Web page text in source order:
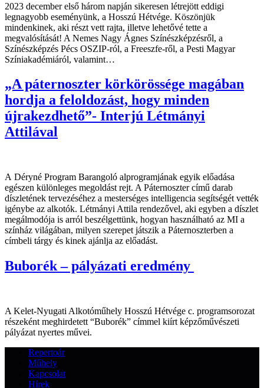
2023 december első három napján sikeresen létrejött eddigi
legnagyobb eseményünk, a Hosszú Hétvége. Köszönjük
mindenkinek, aki részt vett rajta, illetve lehetővé tette a
megvalósítását! A Nemes Nagy Ágnes Színészképzésről, a
Színészképzés Pécs OSZIP-ról, a Freeszfe-ről, a Pesti Magyar
Színiakadémiáról, valamint…
„A páternoszter körkörössége magában
hordja a feloldozást, hogy minden
újrakezdhető”- Interjú Létmányi
Attilával
A Déryné Program Barangoló alprogramjának egyik előadása
egészen különleges megoldást rejt. A Páternoszter című darab
díszletének tervezéséhez a mesterséges intelligencia segítségét vették
igénybe az alkotók. Létmányi Attila rendezővel, aki egyben a díszlet
megálmodója is arról beszélgettünk, hogyan használható az MI a
színház világában, milyen szerepet játszik a Páternoszterben a
címbeli tárgy és kinek ajánlja az előadást.
Buborék – pályázati eredmény
A Kelet-Nyugati Alkotóműhely Hosszú Hétvége c. programsorozat
részeként meghirdetett “Buborék” címmel kiírt képzőművészeti
pályázat nyertes művei.
Repertoár
Műhely
Kapcsolat
Hírek